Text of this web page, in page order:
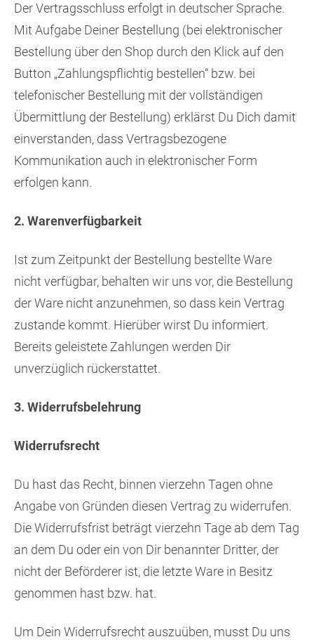
Der Vertragsschluss erfolgt in deutscher Sprache.
Mit Aufgabe Deiner Bestellung (bei elektronischer
Bestellung über den Shop durch den Klick auf den
Button „Zahlungspflichtig bestellen“ bzw. bei
telefonischer Bestellung mit der vollständigen
Übermittlung der Bestellung) erklärst Du Dich damit
einverstanden, dass Vertragsbezogene
Kommunikation auch in elektronischer Form
erfolgen kann.
2. Warenverfügbarkeit
Ist zum Zeitpunkt der Bestellung bestellte Ware
nicht verfügbar, behalten wir uns vor, die Bestellung
der Ware nicht anzunehmen, so dass kein Vertrag
zustande kommt. Hierüber wirst Du informiert.
Bereits geleistete Zahlungen werden Dir
unverzüglich rückerstattet.
3. Widerrufsbelehrung
Widerrufsrecht
Du hast das Recht, binnen vierzehn Tagen ohne
Angabe von Gründen diesen Vertrag zu widerrufen.
Die Widerrufsfrist beträgt vierzehn Tage ab dem Tag
an dem Du oder ein von Dir benannter Dritter, der
nicht der Beförderer ist, die letzte Ware in Besitz
genommen hast bzw. hat.
Um Dein Widerrufsrecht auszuüben, musst Du uns